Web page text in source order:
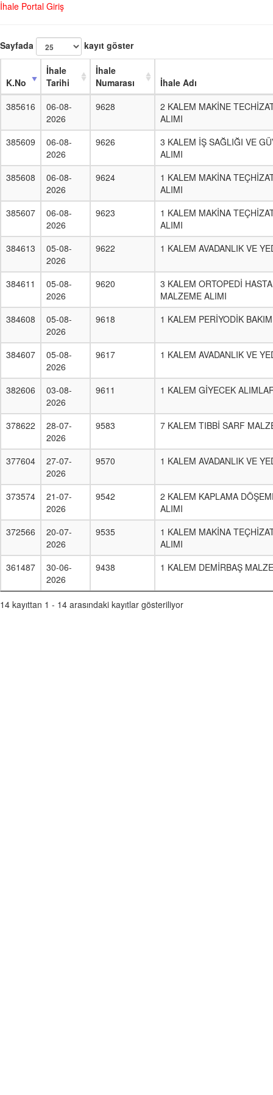
İhale Portal Giriş
Sayfada kayıt göster
K.No
İhale
Tarihi
İhale
Numarası
İhale Adı
385616
06-08-
2026
9628
2 KALEM MAKİNE
ALIMI
385609
06-08-
2026
9626
3 KALEM İŞ SAĞLIĞI VE
ALIMI
385608
06-08-
2026
9624
1 KALEM MAKİNA
ALIMI
385607
06-08-
2026
9623
1 KALEM MAKİNA
ALIMI
384613
05-08-
2026
9622 1 KALEM AVADANLIK VE
384611
05-08-
2026
9620
3 KALEM ORTOPEDİ
MALZEME ALIMI
384608
05-08-
2026
9618 1 KALEM PERİYODİK
384607
05-08-
2026
9617 1 KALEM AVADANLIK VE
382606
03-08-
2026
9611 1 KALEM GİYECEK
378622
28-07-
2026
9583 7 KALEM TIBBİ SARF
377604
27-07-
2026
9570 1 KALEM AVADANLIK VE
373574
21-07-
2026
9542
2 KALEM KAPLAMA
ALIMI
372566
20-07-
2026
9535
1 KALEM MAKİNA
ALIMI
361487
30-06-
2026
9438 1 KALEM DEMİRBAŞ
14 kayıttan 1 - 14 arasındaki kayıtlar gösteriliyor